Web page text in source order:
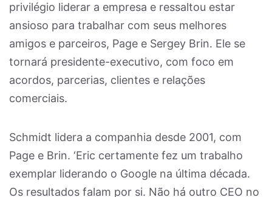
privilégio liderar a empresa e ressaltou estar
ansioso para trabalhar com seus melhores
amigos e parceiros, Page e Sergey Brin. Ele se
tornará presidente-executivo, com foco em
acordos, parcerias, clientes e relações
comerciais.
Schmidt lidera a companhia desde 2001, com
Page e Brin. ‘Eric certamente fez um trabalho
exemplar liderando o Google na última década.
Os resultados falam por si. Não há outro CEO no